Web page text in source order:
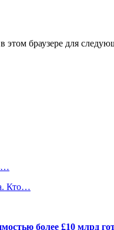
браузере для
Кто…
более £10 млрд